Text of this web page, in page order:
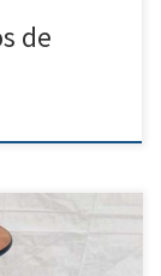
de